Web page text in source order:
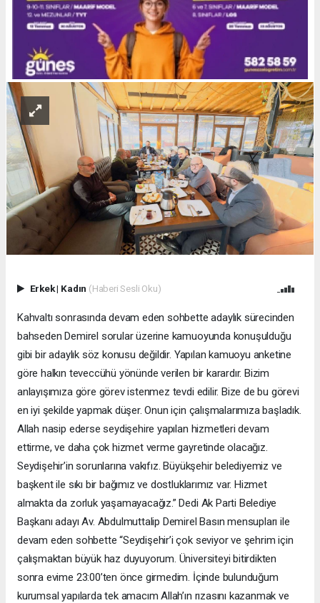
Erkek| Kadın (Haberi Sesli Oku)
Kahvaltı sonrasında devam eden sohbette adaylık sürecinden
bahseden Demirel sorular üzerine kamuoyunda konuşulduğu
gibi bir adaylık söz konusu değildir. Yapılan kamuoyu anketine
göre halkın teveccühü yönünde verilen bir karardır. Bizim
anlayışımıza göre görev istenmez tevdi edilir. Bize de bu görevi
en iyi şekilde yapmak düşer. Onun için çalışmalarımıza başladık.
Allah nasip ederse seydişehire yapılan hizmetleri devam
ettirme, ve daha çok hizmet verme gayretinde olacağız.
Seydişehir’in sorunlarına vakıfız. Büyükşehir belediyemiz ve
başkent ile sıkı bir bağımız ve dostluklarımız var. Hizmet
almakta da zorluk yaşamayacağız.” Dedi Ak Parti Belediye
Başkanı adayı Av. Abdulmuttalip Demirel Basın mensupları ile
devam eden sohbette “Seydişehir’i çok seviyor ve şehrim için
çalışmaktan büyük haz duyuyorum. Üniversiteyi bitirdikten
sonra evime 23:00’ten önce girmedim. İçinde bulunduğum
kurumsal yapılarda tek amacım Allah’ın rızasını kazanmak ve